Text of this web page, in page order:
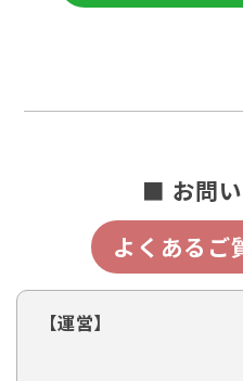
■ お問
よくあるご
【運営】